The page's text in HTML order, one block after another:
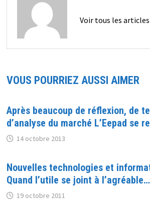
Voir tous les
VOUS POURRIEZ AUSSI AIMER
Après beaucoup de réflexion, de
d’analyse du marché L’Eepad se
14 octobre 2013
Nouvelles technologies et
Quand l’utile se joint à l’agréable…
19 octobre 2011